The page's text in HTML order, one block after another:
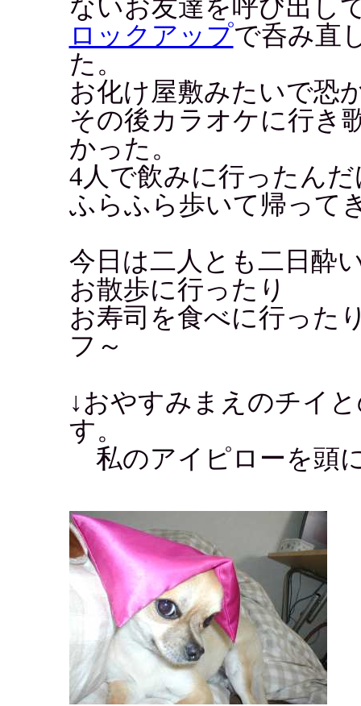
ないお友達を呼び出し
ロックアップで呑み直
た。
お化け屋敷みたいで恐
その後カラオケに行き
かった。
4人で飲みに行ったん
ふらふら歩いて帰って
今日は二人とも二日酔
お散歩に行ったり
お寿司を食べに行った
フ～
↓おやすみまえのチイ
す。
私のアイピローを頭